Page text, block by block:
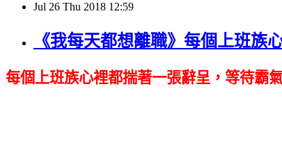
Jul 26 Thu 2018 12:59
《我每天都想離職》每個上班族
每個上班族心裡都揣著一張辭呈，等待霸